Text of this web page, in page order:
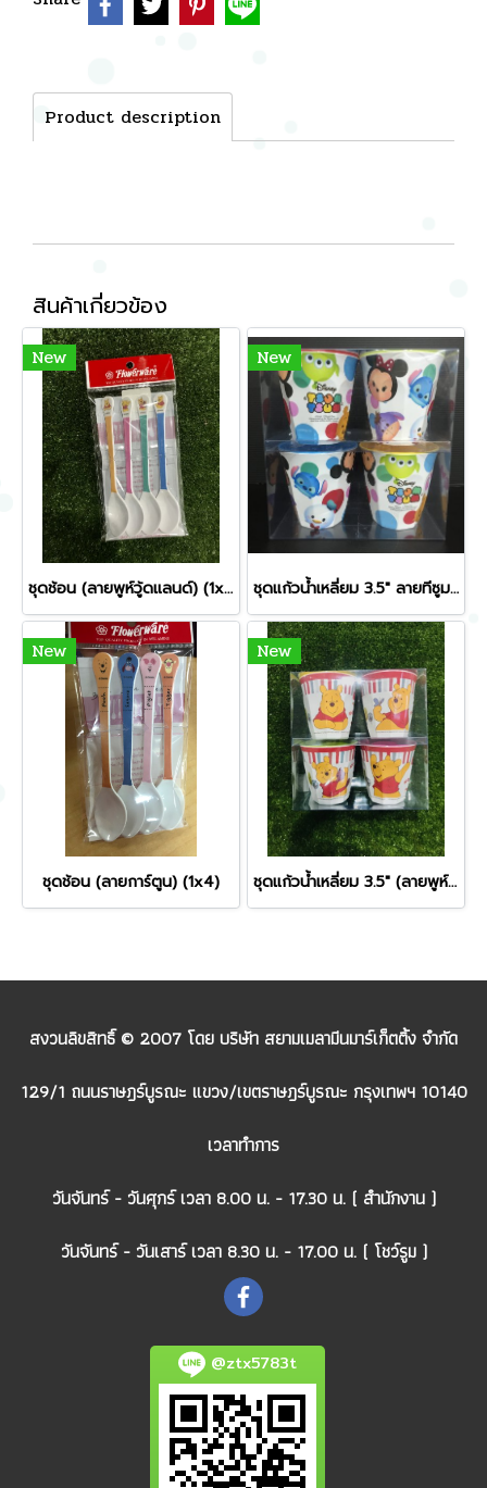
Product description
สินค้าเกี่ยวข้อง
New
ชุดช้อน (ลายพูห์วู้ดแลนด์) (1x4)
New
ชุดแก้วน้ำเหลี่ยม 3.5" ลายทีซูมซูม (1x4)
New
ชุดช้อน (ลายการ์ตูน) (1x4)
New
ชุดแก้วน้ำเหลี่ยม 3.5" (ลายพูห์วู้ดแลนด์)
สงวนลิขสิทธิ์ © 2007 โดย บริษัท สยามเมลามีนมาร์เก็ตติ้ง จำกัด
129/1 ถนนราษฎร์บูรณะ แขวง/เขตราษฎร์บูรณะ กรุงเทพฯ 10140
เวลาทำการ
วันจันทร์ - วันศุกร์ เวลา 8.00 น. - 17.30 น. ( สำนักงาน )
วันจันทร์ - วันเสาร์ เวลา 8.30 น. - 17.00 น. ( โชว์รูม )
@ztx5783t